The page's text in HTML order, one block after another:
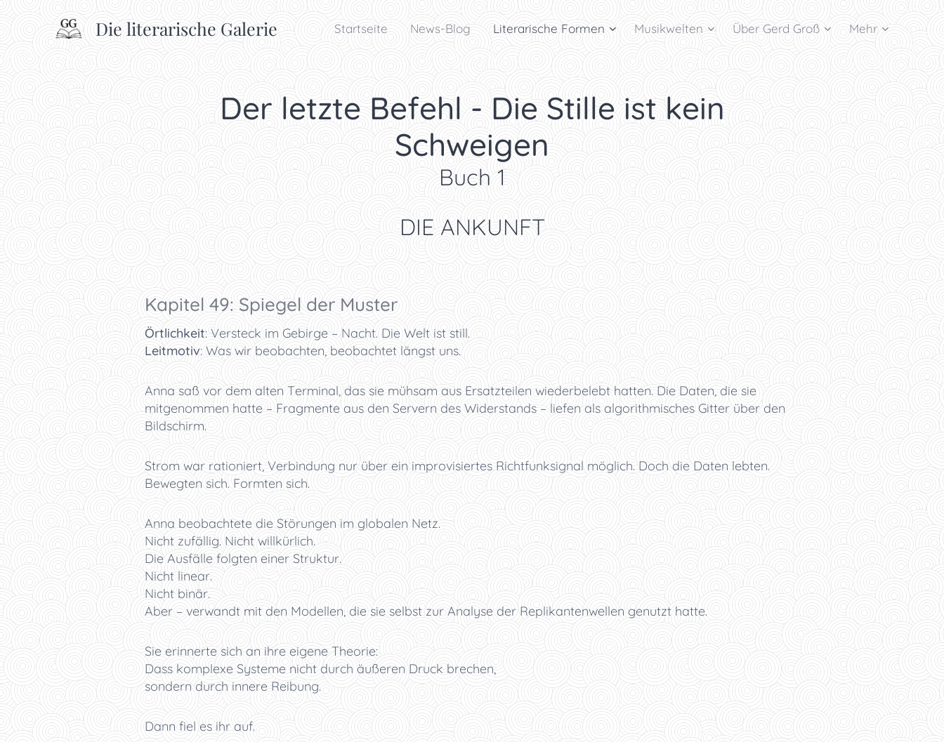
Die literarische Galerie Startseite News-Blog Literarische Formen Musikwelten Über Gerd Groß Mehr
Der letzte Befehl - Die Stille ist kein
Schweigen
Buch 1
DIE ANKUNFT
Kapitel 49: Spiegel der Muster
Örtlichkeit: Versteck im Gebirge – Nacht. Die Welt ist still.
Leitmotiv: Was wir beobachten, beobachtet längst uns.
Anna saß vor dem alten Terminal, das sie mühsam aus Ersatzteilen wiederbelebt hatten. Die Daten, die sie
mitgenommen hatte – Fragmente aus den Servern des Widerstands – liefen als algorithmisches Gitter über den
Bildschirm.
Strom war rationiert, Verbindung nur über ein improvisiertes Richtfunksignal möglich. Doch die Daten lebten.
Bewegten sich. Formten sich.
Anna beobachtete die Störungen im globalen Netz.
Nicht zufällig. Nicht willkürlich.
Die Ausfälle folgten einer Struktur.
Nicht linear.
Nicht binär.
Aber – verwandt mit den Modellen, die sie selbst zur Analyse der Replikantenwellen genutzt hatte.
Sie erinnerte sich an ihre eigene Theorie:
Dass komplexe Systeme nicht durch äußeren Druck brechen,
sondern durch innere Reibung.
Dann fiel es ihr auf.